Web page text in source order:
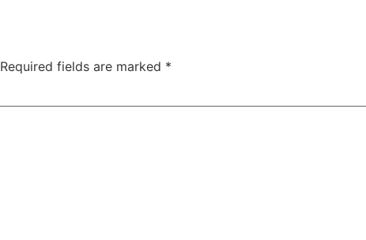
Required fields are marked *